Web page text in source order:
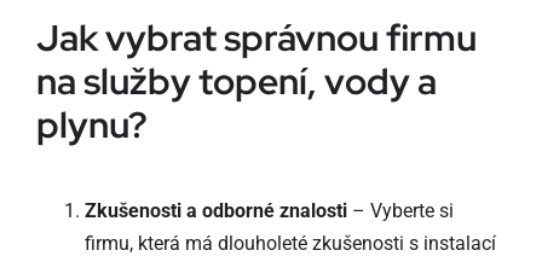
Jak vybrat správnou firmu
na služby topení, vody a
plynu?
Zkušenosti a odborné znalosti– Vyberte si
firmu, která má dlouholeté zkušenosti s instalací